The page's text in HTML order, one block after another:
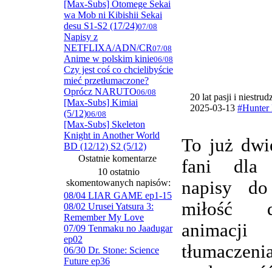
[Max-Subs] Otomege Sekai
wa Mob ni Kibishii Sekai
desu S1-S2 (17/24)07/08
Napisy z
NETFLIXA/ADN/CR07/08
Anime w polskim kinie06/08
Czy jest coś co chcielibyście
mieć przetłumaczone?
Oprócz NARUTO06/08
[Max-Subs] Kimiai
(5/12)06/08
[Max-Subs] Skeleton
Knight in Another World
BD (12/12) S2 (5/12)
Ostatnie komentarze
10 ostatnio
skomentowanych napisów:
08/04 LIAR GAME ep1-15
08/02 Urusei Yatsura 3:
Remember My Love
07/09 Tenmaku no Jaadugar
ep02
06/30 Dr. Stone: Science
Future ep36
20 lat pasji i
2025-03-13
To już
fani dla
napisy
miłość